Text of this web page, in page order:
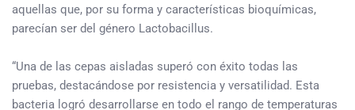
aquellas que, por su forma y características bioquímicas,
parecían ser del género Lactobacillus.
“Una de las cepas aisladas superó con éxito todas las
pruebas, destacándose por resistencia y versatilidad. Esta
bacteria logró desarrollarse en todo el rango de temperaturas